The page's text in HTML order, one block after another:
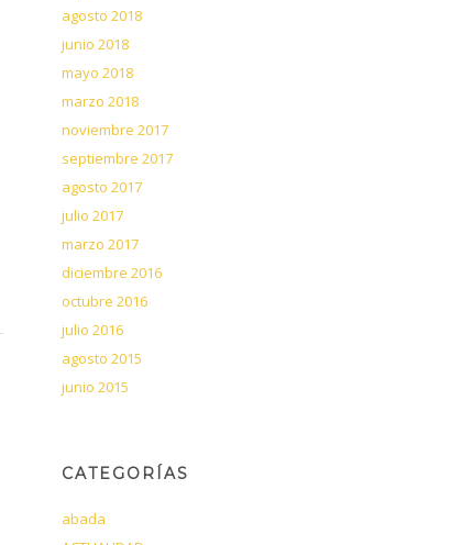
agosto 2018
junio 2018
mayo 2018
marzo 2018
noviembre 2017
septiembre 2017
agosto 2017
julio 2017
marzo 2017
diciembre 2016
octubre 2016
julio 2016
agosto 2015
junio 2015
CATEGORÍAS
abada